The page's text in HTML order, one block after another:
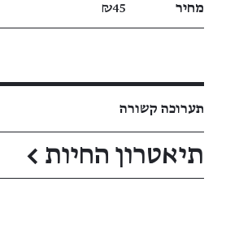
מחיר ₪45
תערוכה קשורה
תיאטרון החיות ←